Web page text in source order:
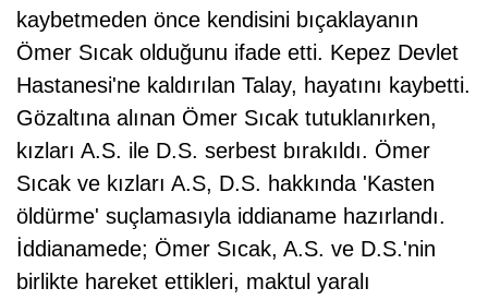
kaybetmeden önce kendisini bıçaklayanın
Ömer Sıcak olduğunu ifade etti. Kepez Devlet
Hastanesi'ne kaldırılan Talay, hayatını kaybetti.
Gözaltına alınan Ömer Sıcak tutuklanırken,
kızları A.S. ile D.S. serbest bırakıldı. Ömer
Sıcak ve kızları A.S, D.S. hakkında 'Kasten
öldürme' suçlamasıyla iddianame hazırlandı.
İddianamede; Ömer Sıcak, A.S. ve D.S.'nin
birlikte hareket ettikleri, maktul yaralı